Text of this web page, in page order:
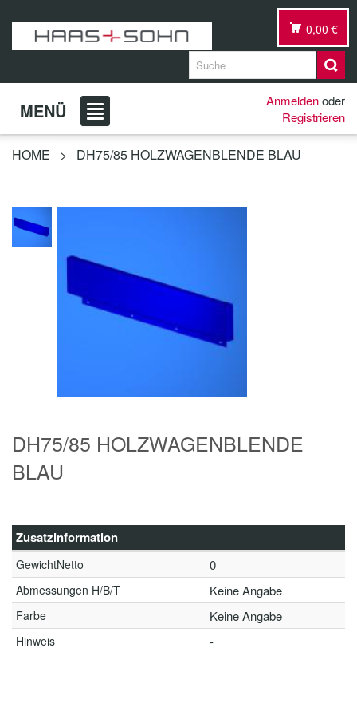
0,00 €
MENÜ Anmeldenoder
Registrieren
HOME > DH75/85 HOLZWAGENBLENDE BLAU
DH75/85 HOLZWAGENBLENDE
BLAU
Zusatzinformation
GewichtNetto 0
Abmessungen H/B/T Keine Angabe
Farbe Keine Angabe
Hinweis -